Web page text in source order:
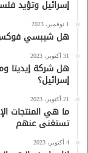
إسرائيل وتؤيد
1 نوفمبر، 2023
هل شيبسي فوكس
31 أكتوبر، 2023
هل شركة إيديتا
إسرائيل؟
21 أكتوبر، 2023
تستغنى عنهم
4 أكتوبر، 2023